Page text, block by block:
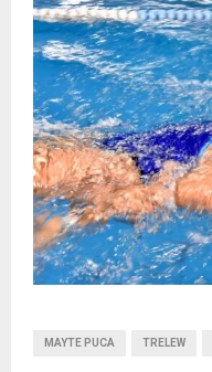
MAYTE PUCA TRELEW